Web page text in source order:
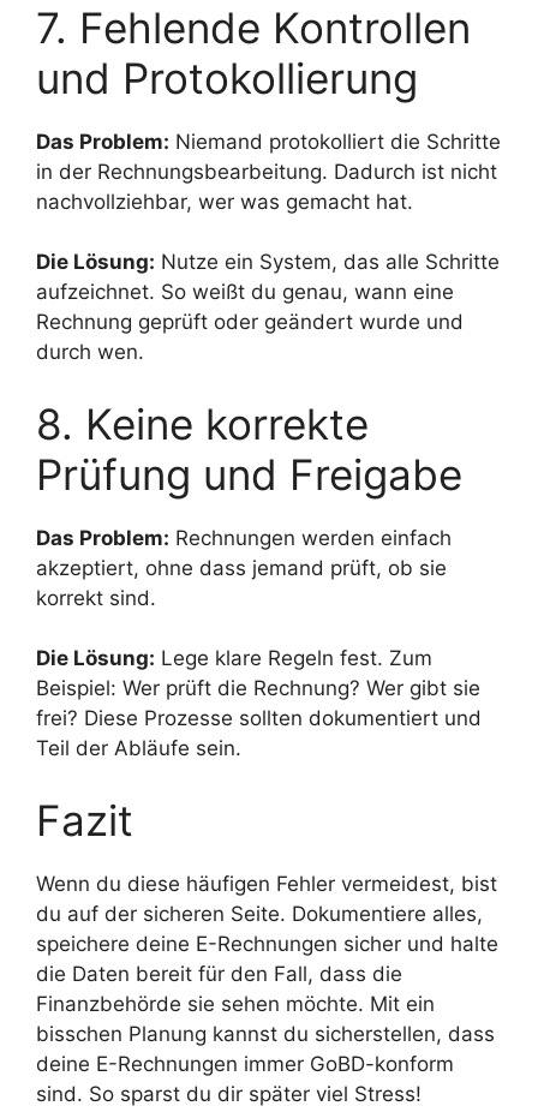
7. Fehlende Kontrollen
und Protokollierung
Das Problem: Niemand protokolliert die Schritte
in der Rechnungsbearbeitung. Dadurch ist nicht
nachvollziehbar, wer was gemacht hat.
Die Lösung: Nutze ein System, das alle Schritte
aufzeichnet. So weißt du genau, wann eine
Rechnung geprüft oder geändert wurde und
durch wen.
8. Keine korrekte
Prüfung und Freigabe
Das Problem: Rechnungen werden einfach
akzeptiert, ohne dass jemand prüft, ob sie
korrekt sind.
Die Lösung: Lege klare Regeln fest. Zum
Beispiel: Wer prüft die Rechnung? Wer gibt sie
frei? Diese Prozesse sollten dokumentiert und
Teil der Abläufe sein.
Fazit
Wenn du diese häufigen Fehler vermeidest, bist
du auf der sicheren Seite. Dokumentiere alles,
speichere deine E-Rechnungen sicher und halte
die Daten bereit für den Fall, dass die
Finanzbehörde sie sehen möchte. Mit ein
bisschen Planung kannst du sicherstellen, dass
deine E-Rechnungen immer GoBD-konform
sind. So sparst du dir später viel Stress!